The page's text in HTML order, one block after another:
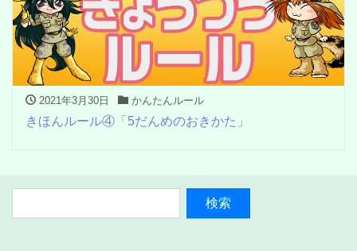
2021年3月30日 かんたんルール
きほんルール④「5だんめのおきかた」